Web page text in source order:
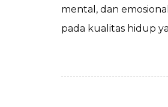
mental, dan
pada kualitas hidup